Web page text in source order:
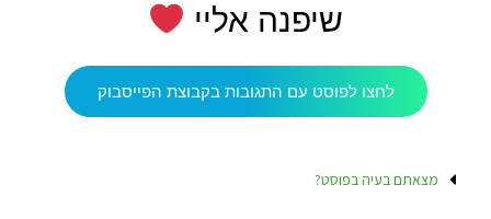
שיפנה אליי
לחצו לפוסט עם התגובות בקבוצת הפייסבוק
מצאתם בעיה בפוסט?